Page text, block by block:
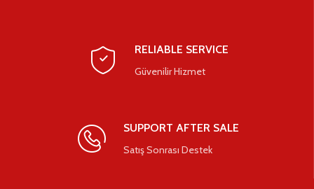
RELIABLE SERVICE
Güvenilir Hizmet
SUPPORT AFTER SALE
Satış Sonrası Destek